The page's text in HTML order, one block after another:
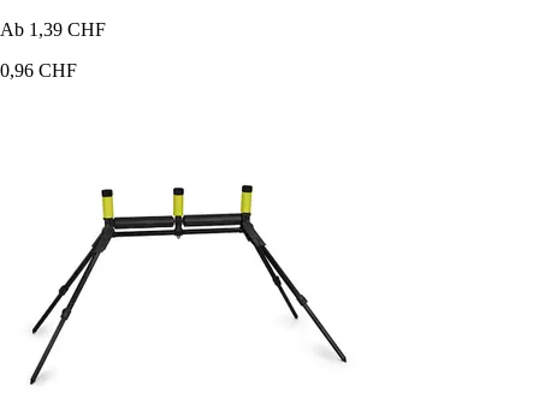
Ab 1,39 CHF
0,96 CHF